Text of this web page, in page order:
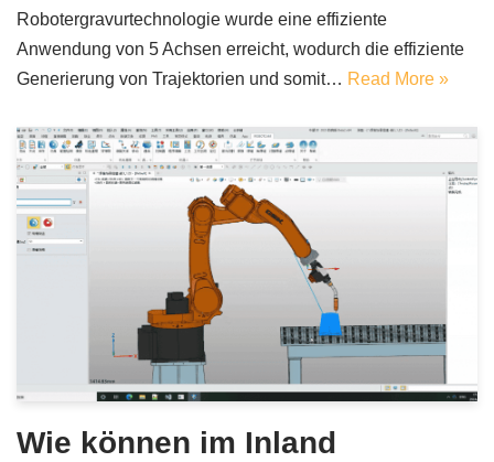
Robotergravurtechnologie wurde eine effiziente
Anwendung von 5 Achsen erreicht, wodurch die effiziente
Generierung von Trajektorien und somit… Read More »
Wie können im Inland